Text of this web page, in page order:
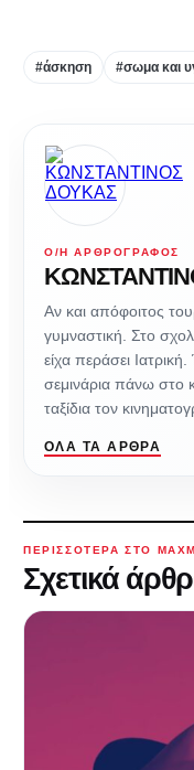
#άσκηση #σωμα και
Ο/Η ΑΡΘΡΟΓΡΆΦΟΣ
Αν και απόφοιτος
γυμναστική. Στο
είχα περάσει
σεμινάρια πάνω στο
ταξίδια τον
ΌΛΑ ΤΑ ΆΡΘΡΑ
ΠΕΡΙΣΣΌΤΕΡΑ ΣΤΟ
Σχετικά